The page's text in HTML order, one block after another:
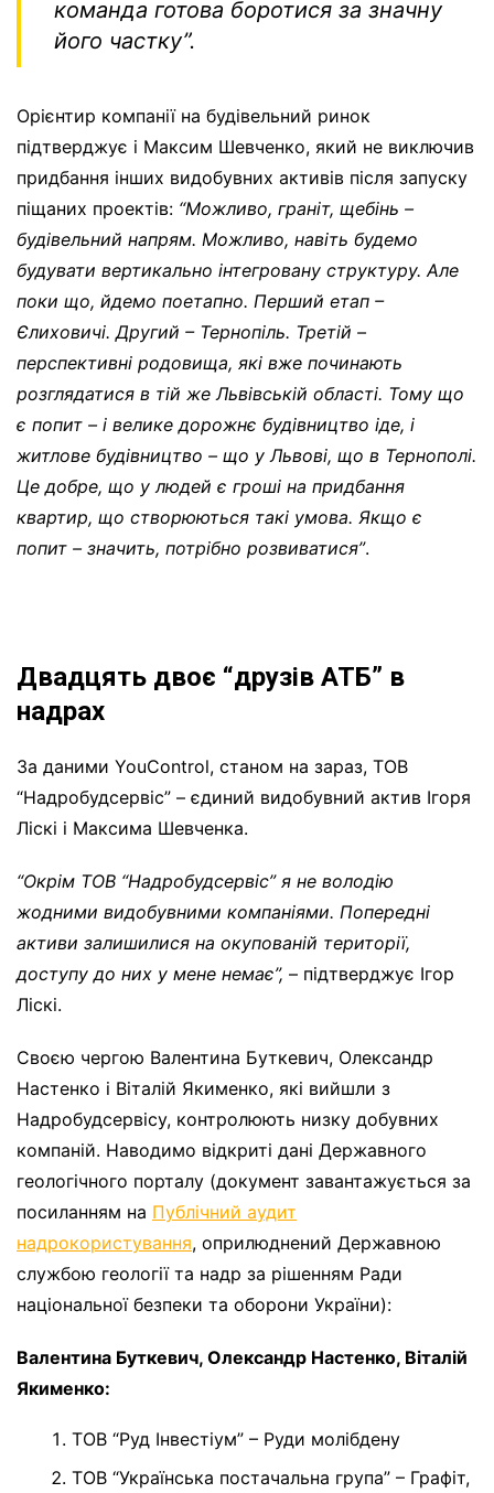
команда готова боротися за значну
його частку”.
Орієнтир компанії на будівельний ринок
підтверджує і Максим Шевченко, який не виключив
придбання інших видобувних активів після запуску
піщаних проектів: “Можливо, граніт, щебінь –
будівельний напрям. Можливо, навіть будемо
будувати вертикально інтегровану структуру. Але
поки що, йдемо поетапно. Перший етап –
Єлиховичі. Другий – Тернопіль. Третій –
перспективні родовища, які вже починають
розглядатися в тій же Львівській області. Тому що
є попит – і велике дорожнє будівництво іде, і
житлове будівництво – що у Львові, що в Тернополі.
Це добре, що у людей є гроші на придбання
квартир, що створюються такі умова. Якщо є
попит – значить, потрібно розвиватися”.
Двадцять двоє “друзів АТБ” в
надрах
За даними YouControl, cтаном на зараз, ТОВ
“Надробудсервіс” – єдиний видобувний актив Ігоря
Ліскі і Максима Шевченка.
“Окрім ТОВ “Надробудсервіс” я не володію
жодними видобувними компаніями. Попередні
активи залишилися на окупованій території,
доступу до них у мене немає”, – підтверджує Ігор
Ліскі.
Своєю чергою Валентина Буткевич, Олександр
Настенко і Віталій Якименко, які вийшли з
Надробудсервісу, контролюють низку добувних
компаній. Наводимо відкриті дані Державного
геологічного порталу (документ завантажується за
посиланням на Публічний аудит
надрокористування, оприлюднений Державною
службою геології та надр за рішенням Ради
національної безпеки та оборони України):
Валентина Буткевич, Олександр Настенко, Віталій
Якименко:
ТОВ “Руд Інвестіум” – Руди молібдену
ТОВ “Українська постачальна група” – Графіт,